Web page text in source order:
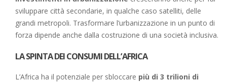
sviluppare città secondarie, in qualche caso satelliti, delle
grandi metropoli. Trasformare l’urbanizzazione in un punto di
forza dipende anche dalla costruzione di una società inclusiva.
LA SPINTA DEI CONSUMI DELL’AFRICA
L’Africa ha il potenziale per sbloccare più di 3 trilioni di